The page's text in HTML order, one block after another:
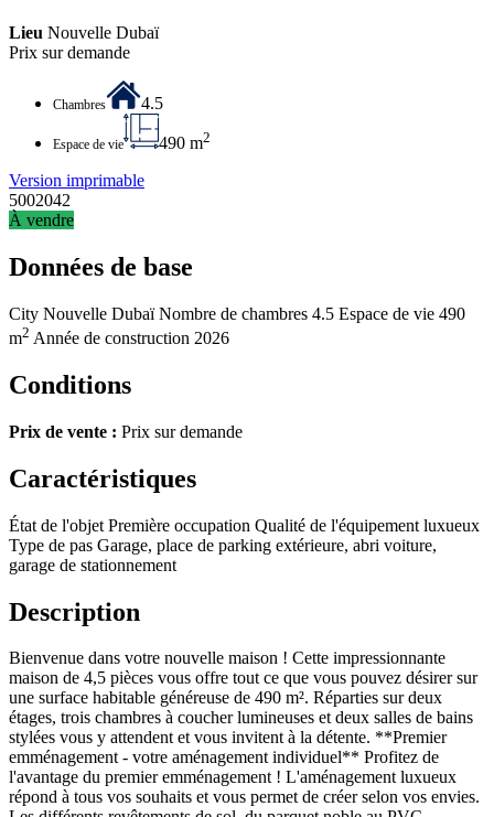
Lieu Nouvelle Dubaï
Prix sur demande
Chambres 4.5
Espace de vie 490 m2
Version imprimable
5002042
À vendre
Données de base
City Nouvelle Dubaï Nombre de chambres 4.5 Espace de vie 490
m2 Année de construction 2026
Conditions
Prix de vente : Prix sur demande
Caractéristiques
État de l'objet Première occupation Qualité de l'équipement luxueux
Type de pas Garage, place de parking extérieure, abri voiture,
garage de stationnement
Description
Bienvenue dans votre nouvelle maison ! Cette impressionnante
maison de 4,5 pièces vous offre tout ce que vous pouvez désirer sur
une surface habitable généreuse de 490 m². Réparties sur deux
étages, trois chambres à coucher lumineuses et deux salles de bains
stylées vous y attendent et vous invitent à la détente. **Premier
emménagement - votre aménagement individuel** Profitez de
l'avantage du premier emménagement ! L'aménagement luxueux
répond à tous vos souhaits et vous permet de créer selon vos envies.